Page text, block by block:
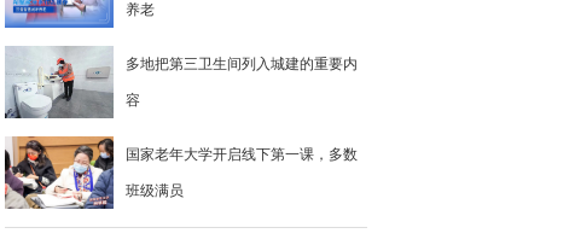
养老
多地把第三卫生间列入城建的重要内
容
国家老年大学开启线下第一课，多数
班级满员